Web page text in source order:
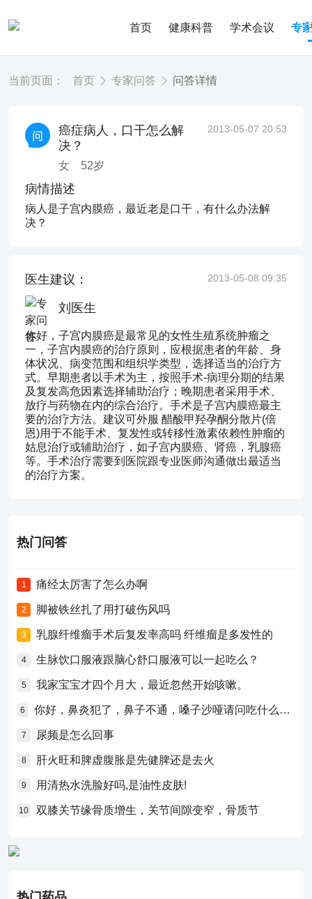
首页 健康科普 学术会议 专
当前页面： 首页 专家问答 问答详情
癌症病人，口干怎么解
决？
女 52岁
2013-05-07 20:53
病情描述
病人是子宫内膜癌，最近老是口干，有什么办法解
决？
医生建议： 2013-05-08 09:35
刘医生
你好，子宫内膜癌是最常见的女性生殖系统肿瘤之
一，子宫内膜癌的治疗原则，应根据患者的年龄、身
体状况、病变范围和组织学类型，选择适当的治疗方
式。早期患者以手术为主，按照手术-病理分期的结果
及复发高危因素选择辅助治疗；晚期患者采用手术、
放疗与药物在内的综合治疗。手术是子宫内膜癌最主
要的治疗方法。建议可外服 醋酸甲羟孕酮分散片(倍
恩)用于不能手术、复发性或转移性激素依赖性肿瘤的
姑息治疗或辅助治疗，如子宫内膜癌、肾癌，乳腺癌
等。手术治疗需要到医院跟专业医师沟通做出最适当
的治疗方案。
热门问答
1 痛经太厉害了怎么办啊
2 脚被铁丝扎了用打破伤风吗
3 乳腺纤维瘤手术后复发率高吗 纤维瘤是多发性的
4 生脉饮口服液跟脑心舒口服液可以一起吃么？
5 我家宝宝才四个月大，最近忽然开始咳嗽。
6 你好，鼻炎犯了，鼻子不通，嗓子沙哑请问吃什么药比较好？
7 尿频是怎么回事
8 肝火旺和脾虚腹胀是先健脾还是去火
9 用清热水洗脸好吗,是油性皮肤!
10 双膝关节缘骨质增生，关节间隙变窄，骨质节